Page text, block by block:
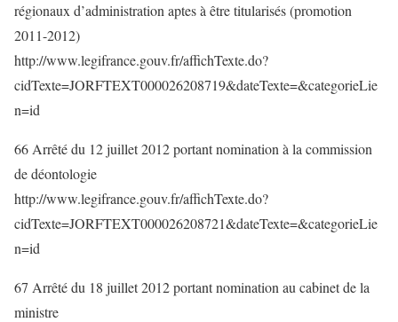
régionaux d’administration aptes à être titularisés (promotion
2011-2012)
http://www.legifrance.gouv.fr/affichTexte.do?
cidTexte=JORFTEXT000026208719&dateTexte=&categorieLie
n=id
66 Arrêté du 12 juillet 2012 portant nomination à la commission
de déontologie
http://www.legifrance.gouv.fr/affichTexte.do?
cidTexte=JORFTEXT000026208721&dateTexte=&categorieLie
n=id
67 Arrêté du 18 juillet 2012 portant nomination au cabinet de la
ministre